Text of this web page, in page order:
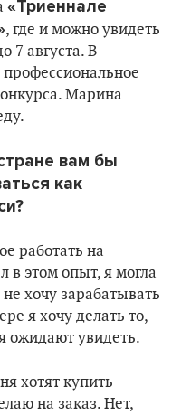
«Триеннале
, где и можно увидеть
7 августа. В
Марина
вам бы
как
работать на
этом опыт, я могла
хочу зарабатывать
я хочу делать то,
ожидают увидеть.
хотят купить
на заказ. Нет,